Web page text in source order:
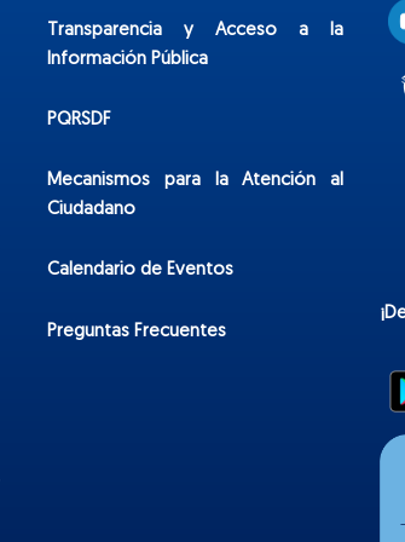
Transparencia y Acceso a la
Información Pública
PQRSDF
Mecanismos para la Atención al
Ciudadano
Calendario de Eventos
Preguntas Frecuentes